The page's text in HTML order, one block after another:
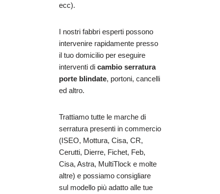
ecc).
I nostri fabbri esperti possono
intervenire rapidamente presso
il tuo domicilio per eseguire
interventi di cambio serratura
porte blindate, portoni, cancelli
ed altro.
Trattiamo tutte le marche di
serratura presenti in commercio
(ISEO, Mottura, Cisa, CR,
Cerutti, Dierre, Fichet, Feb,
Cisa, Astra, MultiTlock e molte
altre) e possiamo consigliare
sul modello più adatto alle tue